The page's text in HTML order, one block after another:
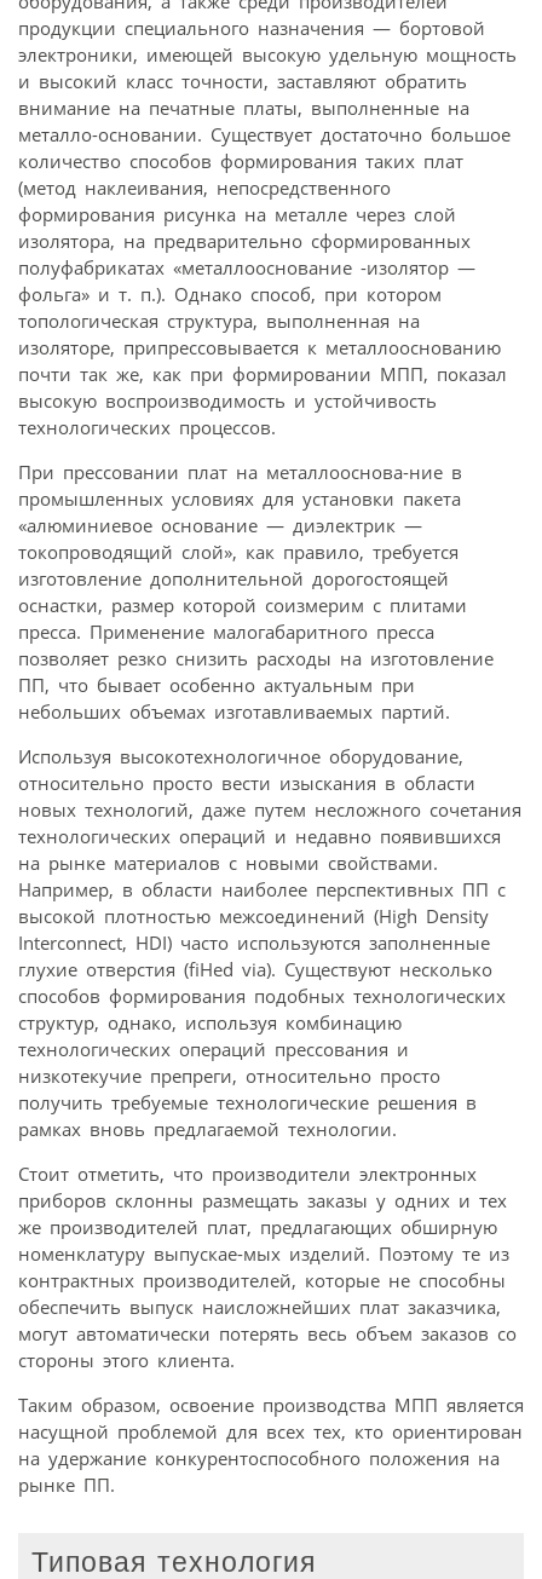
продукции специального назначения — бортовой
электроники, имеющей высокую удельную мощность
и высокий класс точности, заставляют обратить
внимание на печатные платы, выполненные на
металло-основании. Существует достаточно большое
количество способов формирования таких плат
(метод наклеивания, непосредственного
формирования рисунка на металле через слой
изолятора, на предварительно сформированных
полуфабрикатах «металлооснование -изолятор —
фольга» и т. п.). Однако способ, при котором
топологическая структура, выполненная на
изоляторе, припрессовывается к металлооснованию
почти так же, как при формировании МПП, показал
высокую воспроизводимость и устойчивость
технологических процессов.
При прессовании плат на металлооснова-ние в
промышленных условиях для установки пакета
«алюминиевое основание — диэлектрик —
токопроводящий слой», как правило, требуется
изготовление дополнительной дорогостоящей
оснастки, размер которой соизмерим с плитами
пресса. Применение малогабаритного пресса
позволяет резко снизить расходы на изготовление
ПП, что бывает особенно актуальным при
небольших объемах изготавливаемых партий.
Используя высокотехнологичное оборудование,
относительно просто вести изыскания в области
новых технологий, даже путем несложного сочетания
технологических операций и недавно появившихся
на рынке материалов с новыми свойствами.
Например, в области наиболее перспективных ПП с
высокой плотностью межсоединений (High Density
Interconnect, HDI) часто используются заполненные
глухие отверстия (fiHed via). Существуют несколько
способов формирования подобных технологических
структур, однако, используя комбинацию
технологических операций прессования и
низкотекучие препреги, относительно просто
получить требуемые технологические решения в
рамках вновь предлагаемой технологии.
Стоит отметить, что производители электронных
приборов склонны размещать заказы у одних и тех
же производителей плат, предлагающих обширную
номенклатуру выпускае-мых изделий. Поэтому те из
контрактных производителей, которые не способны
обеспечить выпуск наисложнейших плат заказчика,
могут автоматически потерять весь объем заказов со
стороны этого клиента.
Таким образом, освоение производства МПП является
насущной проблемой для всех тех, кто ориентирован
на удержание конкурентоспособного положения на
рынке ПП.
Типовая технология